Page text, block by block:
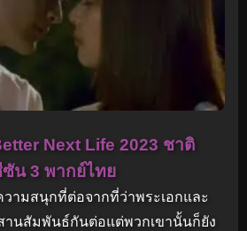
Next Life 2023 ชาติ
น 3 พากย์ไทย
วามสนุกที่ต่อจากที่ว่าพระเอกและ
านสัมพันธ์กันต่อแต่พวกเขานั้นก็ยัง